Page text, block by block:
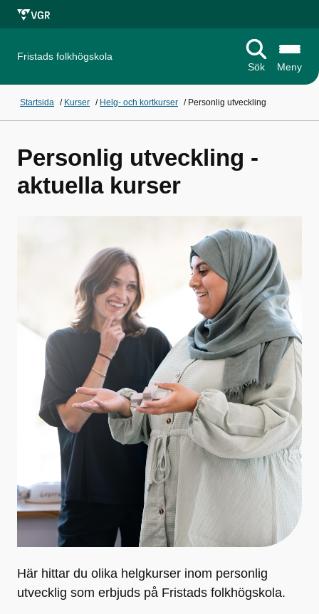
Fristads folkhögskola
Sök
Meny
Startsida / Kurser / Helg- och kortkurser / Personlig utveckling
Personlig utveckling -
aktuella kurser
Här hittar du olika helgkurser inom personlig
utvecklig som erbjuds på Fristads folkhögskola.